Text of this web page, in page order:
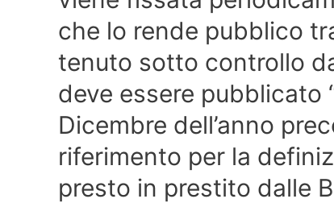
che lo rende pubblico
tenuto sotto controllo
deve essere pubblicato
Dicembre dell’anno
riferimento per la
presto in prestito dalle